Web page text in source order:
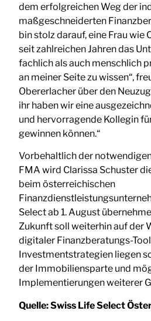
dem erfolgreichen Weg der
maßgeschneiderten
bin stolz darauf, eine Frau wie
seit zahlreichen Jahren das
fachlich als auch menschlich
an meiner Seite zu wissen“,
Obererlacher über den
ihr haben wir eine
und hervorragende Kollegin
gewinnen können.“
Vorbehaltlich der
FMA wird Clarissa Schuster
beim österreichischen
Select ab 1. August
Zukunft soll weiterhin auf der
digitaler Finanzberatungs-
Investmentstrategien liegen
der Immobiliensparte und
Implementierungen weiterer
Quelle:Swiss Life Select